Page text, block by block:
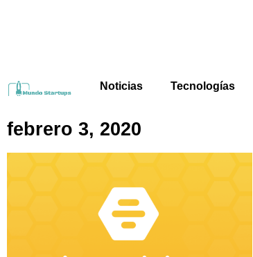
Noticias Tecnologías
febrero 3, 2020